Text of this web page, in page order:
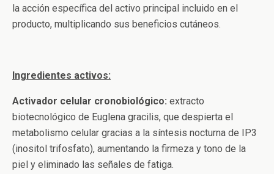
la acción específica del activo principal incluido en el
producto, multiplicando sus beneficios cutáneos.
Ingredientes activos:
Activador celular cronobiológico: extracto
biotecnológico de Euglena gracilis, que despierta el
metabolismo celular gracias a la síntesis nocturna de IP3
(inositol trifosfato), aumentando la firmeza y tono de la
piel y eliminado las señales de fatiga.